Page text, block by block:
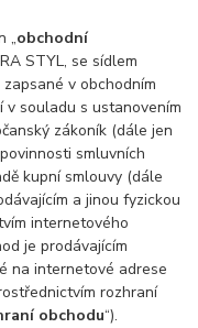
„obchodní
STYL, se sídlem
v obchodním
v souladu s ustanovením
zákoník (dále jen
smluvních
kupní smlouvy (dále
a jinou fyzickou
internetového
je prodávajícím
na internetové adrese
rozhraní
obchodu“).